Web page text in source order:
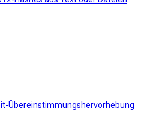
Übereinstimmungshervorhebung